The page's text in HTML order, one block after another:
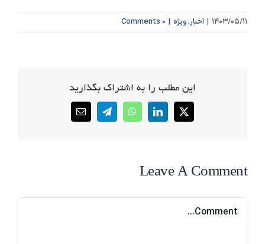
۱۴۰۳/۰۵/۱۱ | اخبار,ویژه | ۰ Comments
این مطلب را به اشتراک بگذارید
Leave A Comment